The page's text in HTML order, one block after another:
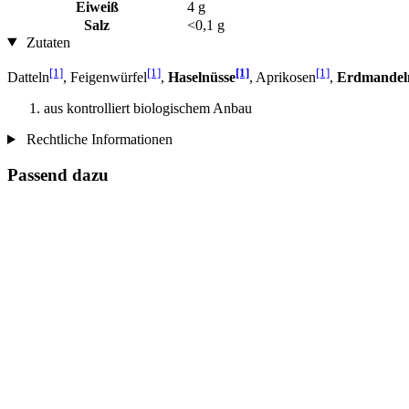
Eiweiß
4 g
Salz
<0,1 g
Zutaten
Datteln[1], Feigenwürfel[1], Haselnüsse[1], Aprikosen[1],
aus kontrolliert biologischem Anbau
Rechtliche Informationen
Passend dazu